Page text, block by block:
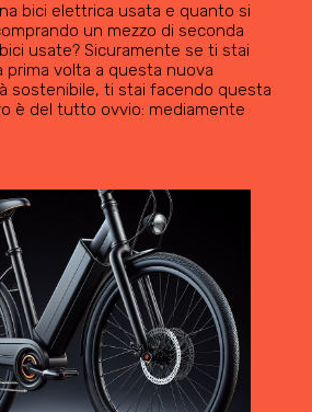
bici elettrica usata e quanto si
un mezzo di seconda
usate? Sicuramente se ti stai
prima volta a questa nuova
sostenibile, ti stai facendo questa
è del tutto ovvio: mediamente